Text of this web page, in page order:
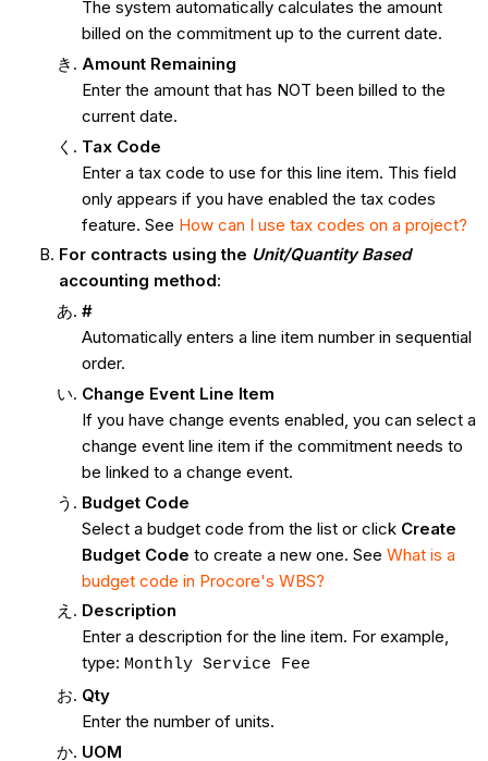
The system automatically calculates the amount
billed on the commitment up to the current date.
Amount Remaining
Enter the amount that has NOT been billed to the
current date.
Tax Code
Enter a tax code to use for this line item. This field
only appears if you have enabled the tax codes
feature. See How can I use tax codes on a project?
For contracts using the Unit/Quantity Based
accounting method:
#
Automatically enters a line item number in sequential
order.
Change Event Line Item
If you have change events enabled, you can select a
change event line item if the commitment needs to
be linked to a change event.
Budget Code
Select a budget code from the list or click Create
Budget Code to create a new one. See What is a
budget code in Procore's WBS?
Description
Enter a description for the line item. For example,
type: Monthly Service Fee
Qty
Enter the number of units.
UOM